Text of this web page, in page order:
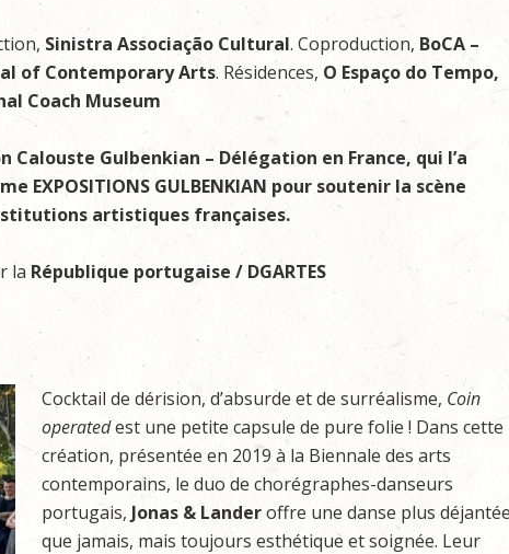
Sinistra Associação Cultural. Coproduction, BoCA –
of Contemporary Arts. Résidences, O Espaço do Tempo,
Coach Museum
Calouste Gulbenkian – Délégation en France, qui l’a
EXPOSITIONS GULBENKIAN pour soutenir la scène
artistiques françaises.
la République portugaise / DGARTES
Cocktail de dérision, d’absurde et de surréalisme, Coin
operatedest une petite capsule de pure folie ! Dans cette
création, présentée en 2019 à la Biennale des arts
contemporains, le duo de chorégraphes-danseurs
portugais, Jonas & Landeroffre une danse plus déjantée
que jamais, mais toujours esthétique et soignée. Leur